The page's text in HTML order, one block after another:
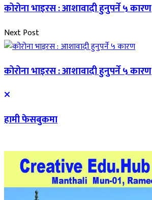
कोरोना भाइरस : आशावादी हुनुपर्ने ५ कारण
Next Post
कोरोना भाइरस : आशावादी हुनुपर्ने ५ कारण
हामी फेसबुकमा